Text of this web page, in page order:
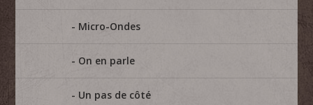
Micro-Ondes
On en parle
Un pas de côté